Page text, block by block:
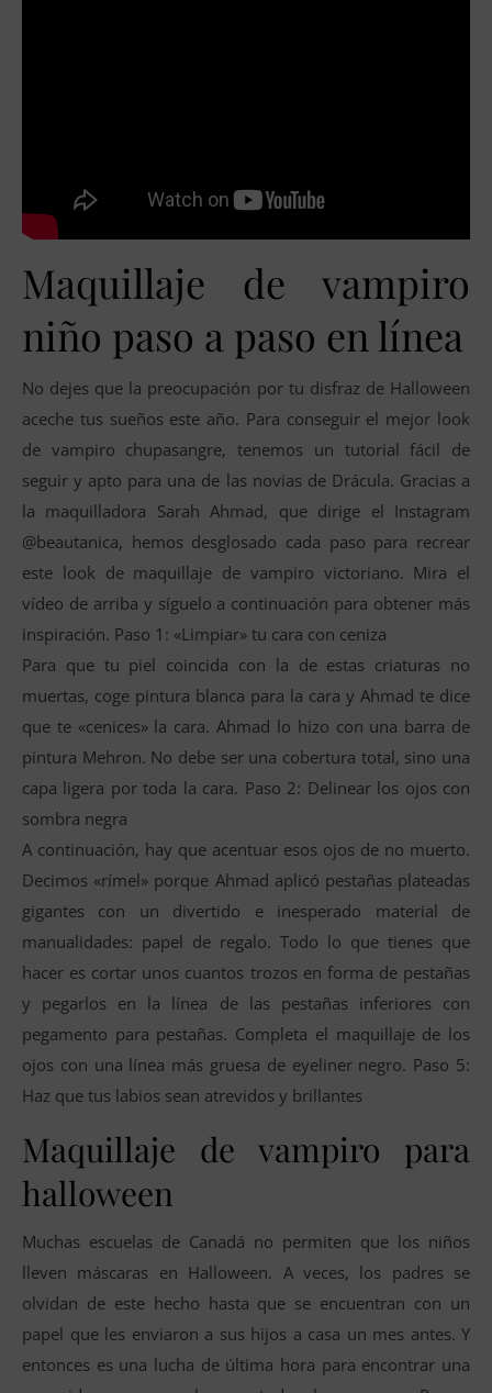
Maquillaje de vampiro
niño paso a paso en línea
No dejes que la preocupación por tu disfraz de Halloween
aceche tus sueños este año. Para conseguir el mejor look
de vampiro chupasangre, tenemos un tutorial fácil de
seguir y apto para una de las novias de Drácula. Gracias a
la maquilladora Sarah Ahmad, que dirige el Instagram
@beautanica, hemos desglosado cada paso para recrear
este look de maquillaje de vampiro victoriano. Mira el
vídeo de arriba y síguelo a continuación para obtener más
inspiración. Paso 1: «Limpiar» tu cara con ceniza
Para que tu piel coincida con la de estas criaturas no
muertas, coge pintura blanca para la cara y Ahmad te dice
que te «cenices» la cara. Ahmad lo hizo con una barra de
pintura Mehron. No debe ser una cobertura total, sino una
capa ligera por toda la cara. Paso 2: Delinear los ojos con
sombra negra
A continuación, hay que acentuar esos ojos de no muerto.
Decimos «rímel» porque Ahmad aplicó pestañas plateadas
gigantes con un divertido e inesperado material de
manualidades: papel de regalo. Todo lo que tienes que
hacer es cortar unos cuantos trozos en forma de pestañas
y pegarlos en la línea de las pestañas inferiores con
pegamento para pestañas. Completa el maquillaje de los
ojos con una línea más gruesa de eyeliner negro. Paso 5:
Haz que tus labios sean atrevidos y brillantes
Maquillaje de vampiro para
halloween
Muchas escuelas de Canadá no permiten que los niños
lleven máscaras en Halloween. A veces, los padres se
olvidan de este hecho hasta que se encuentran con un
papel que les enviaron a sus hijos a casa un mes antes. Y
entonces es una lucha de última hora para encontrar una